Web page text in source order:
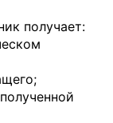
получает: